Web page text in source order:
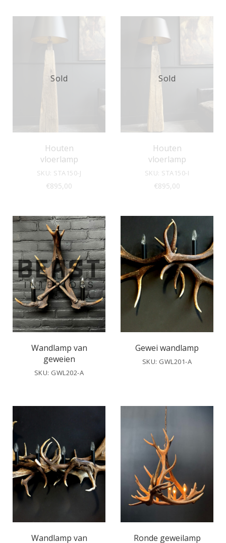
Houten
vloerlamp
SKU: STA150-J
€895,00
Sold
Houten
vloerlamp
SKU: STA150-I
€895,00
Sold
Wandlamp van
geweien
SKU: GWL202-A
Gewei wandlamp
SKU: GWL201-A
Wandlamp van
Ronde geweilamp